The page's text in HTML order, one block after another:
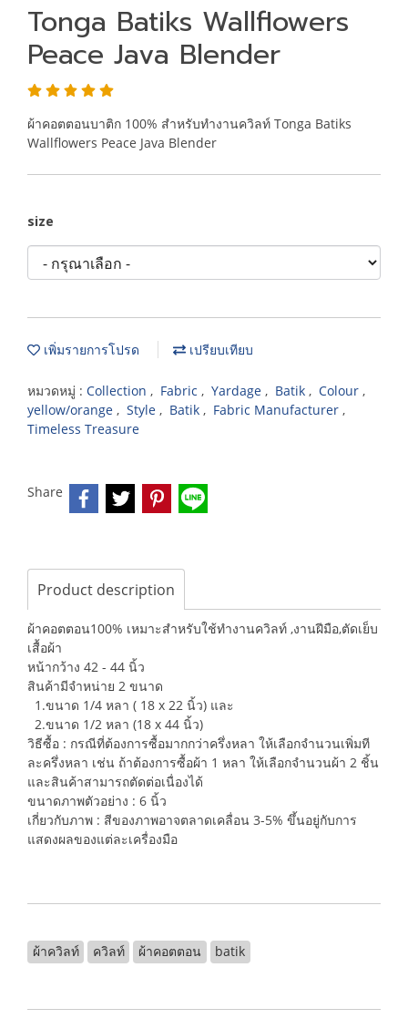
Tonga Batiks Wallflowers
Peace Java Blender
ผ้าคอตตอนบาติก 100% สำหรับทำงานควิลท์ Tonga Batiks
Wallflowers Peace Java Blender
size
เพิ่มรายการโปรด เปรียบเทียบ
หมวดหมู่ : Collection , Fabric , Yardage , Batik , Colour ,
yellow/orange , Style , Batik , Fabric Manufacturer ,
Timeless Treasure
Share
Product description
ผ้าคอตตอน100% เหมาะสำหรับใช้ทำงานควิลท์ ,งานฝีมือ,ตัดเย็บ
เสื้อผ้า
หน้ากว้าง 42 - 44 นิ้ว
สินค้ามีจำหน่าย 2 ขนาด
1.ขนาด 1/4 หลา ( 18 x 22 นิ้ว) และ
2.ขนาด 1/2 หลา (18 x 44 นิ้ว)
วิธีซื้อ : กรณีที่ต้องการซื้อมากกว่าครึ่งหลา ให้เลือกจำนวนเพิ่มที
ละครึ่งหลา เช่น ถ้าต้องการซื้อผ้า 1 หลา ให้เลือกจำนวนผ้า 2 ชิ้น
และสินค้าสามารถตัดต่อเนื่องได้
ขนาดภาพตัวอย่าง : 6 นิ้ว
เกี่ยวกับภาพ : สีของภาพอาจตลาดเคลื่อน 3-5% ขึ้นอยู่กับการ
แสดงผลของแต่ละเครื่องมือ
ผ้าควิลท์ ควิลท์ ผ้าคอตตอน batik